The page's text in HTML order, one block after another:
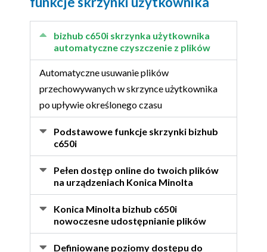
bizhub c650i skrzynka użytkownika
automatyczne czyszczenie z plików
Automatyczne usuwanie plików
przechowywanych w skrzynce użytkownika
po upływie określonego czasu
Podstawowe funkcje skrzynki bizhub
c650i
Pełen dostęp online do twoich plików
na urządzeniach Konica Minolta
Konica Minolta bizhub c650i
nowoczesne udostępnianie plików
Definiowane poziomy dostępu do